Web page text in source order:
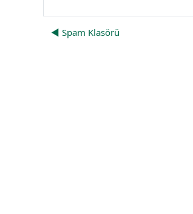
◀︎ Spam Klasörü